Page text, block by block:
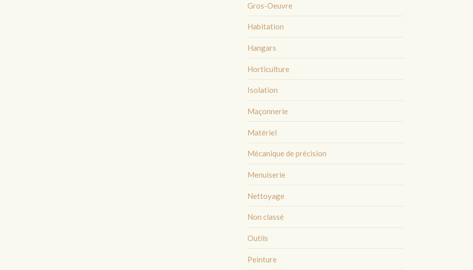
Gros-Oeuvre
Habitation
Hangars
Horticulture
Isolation
Maçonnerie
Matériel
Mécanique de précision
Menuiserie
Nettoyage
Non classé
Outils
Peinture